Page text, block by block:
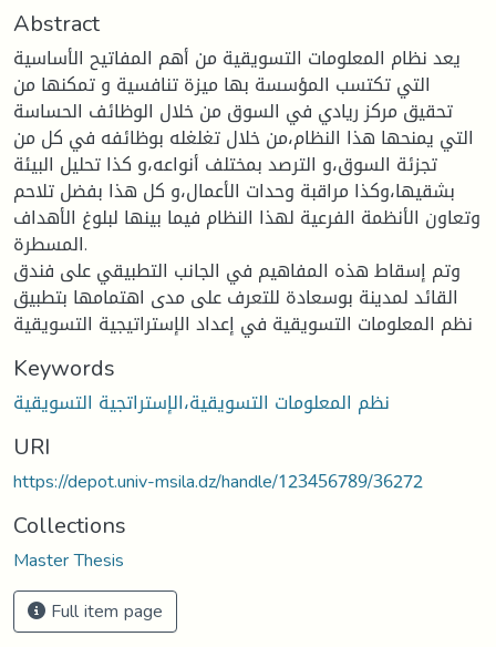
Abstract
يعد نظام المعلومات التسويقية من أهم المفاتيح الأساسية
التي تكتسب المؤسسة بها ميزة تنافسية و تمكنها من
تحقيق مركز ريادي في السوق من خلال الوظائف الحساسة
التي يمنحها هذا النظام،من خلال تغلغله بوظائفه في كل من
تجزئة السوق،و الترصد بمختلف أنواعه،و كذا تحليل البيئة
بشقيها،وكذا مراقبة وحدات الأعمال،و كل هذا بفضل تلاحم
وتعاون الأنظمة الفرعية لهذا النظام فيما بينها لبلوغ الأهداف
المسطرة.
وتم إسقاط هذه المفاهيم في الجانب التطبيقي على فندق
القائد لمدينة بوسعادة للتعرف على مدى اهتمامها بتطبيق
نظم المعلومات التسويقية في إعداد الإستراتيجية التسويقية
Keywords
نظم المعلومات التسويقية،الإستراتجية التسويقية
URI
https://depot.univ-msila.dz/handle/123456789/36272
Collections
Master Thesis
Full item page